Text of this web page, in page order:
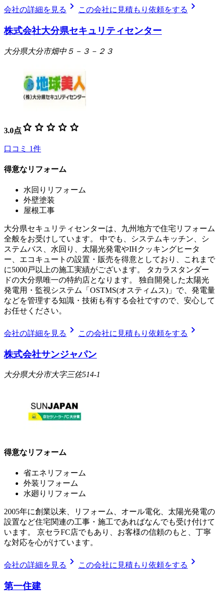
会社の詳細を見る chevron_right この会社に見積もり依頼をする chevron_right
株式会社大分県セキュリティセンター
大分県大分市畑中５－３－２３
3.0点 star star star star star
口コミ 1件
得意なリフォーム
水回りリフォーム
外壁塗装
屋根工事
大分県セキュリティセンターは、九州地方で住宅リフォーム
全般をお受けしています。 中でも、システムキッチン、シ
ステムバス、水回り、太陽光発電やIHクッキングヒータ
ー、エコキュートの設置・販売を得意としており、これまで
に5000戸以上の施工実績がございます。 タカラスタンダー
ドの大分県唯一の特約店となります。 独自開発した太陽光
発電用・監視システム「OSTMS(オスティムス)」で、発電量
などを管理する知識・技術も有する会社ですので、安心して
お任せください。
会社の詳細を見る chevron_right この会社に見積もり依頼をする chevron_right
株式会社サンジャパン
大分県大分市大字三佐514-1
得意なリフォーム
省エネリフォーム
外装リフォーム
水廻りリフォーム
2005年に創業以来、リフォーム、オール電化、太陽光発電の
設置など住宅関連の工事・施工であればなんでも受け付けて
います。 京セラFC店でもあり、お客様の信頼のもと、丁寧
な対応を心がけています。
会社の詳細を見る chevron_right この会社に見積もり依頼をする chevron_right
第一住建